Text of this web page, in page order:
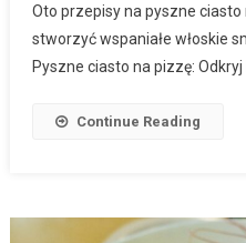
Oto przepisy na pyszne
stworzyć wspaniałe włoskie
Pyszne ciasto na pizzę:
Continue Reading